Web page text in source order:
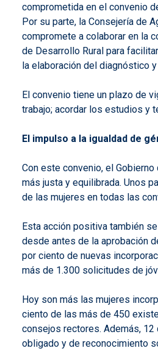
comprometida en el convenio
Por su parte, la Consejería de
compromete a colaborar en la
de Desarrollo Rural para
la elaboración del diagnóstico
El convenio tiene un plazo de
trabajo; acordar los estudios y
El impulso a la igualdad de
Con este convenio, el
más justa y equilibrada. Unos
de las mujeres en todas las
Esta acción positiva también
desde antes de la aprobación
por ciento de nuevas
más de 1.300 solicitudes de
Hoy son más las mujeres
ciento de las más de 450
consejos rectores. Además,
obligado y de reconocimiento